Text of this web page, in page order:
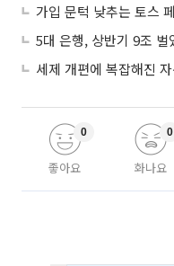
좋아요
0
화나요
0